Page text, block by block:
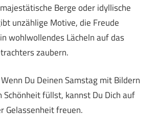
Berge oder idyllische
unzählige Motive, die Freude
wohlwollendes Lächeln auf das
zaubern.
Du Deinen Samstag mit Bildern
Schönheit füllst, kannst Du Dich auf
Gelassenheit freuen.